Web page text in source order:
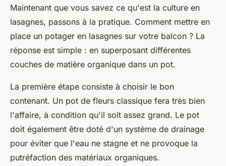
Maintenant que vous savez ce qu'est la culture en
lasagnes, passons à la pratique. Comment mettre en
place un potager en lasagnes sur votre balcon ? La
réponse est simple : en superposant différentes
couches de matière organique dans un pot.
La première étape consiste à choisir le bon
contenant. Un pot de fleurs classique fera très bien
l'affaire, à condition qu'il soit assez grand. Le pot
doit également être doté d'un système de drainage
pour éviter que l'eau ne stagne et ne provoque la
putréfaction des matériaux organiques.